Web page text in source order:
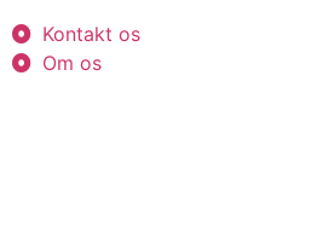
Kontakt os
Om os